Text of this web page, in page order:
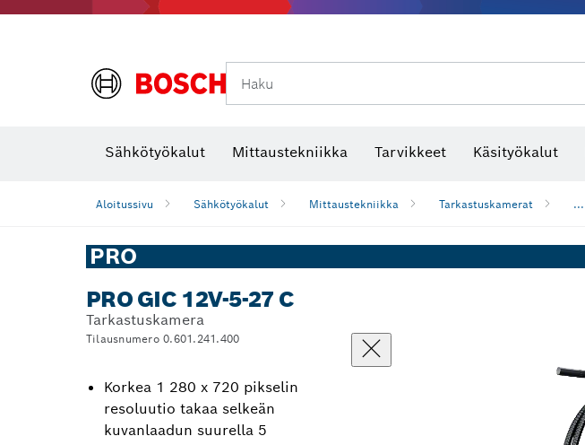
Haku
Sähkötyökalut Mittaustekniikka Tarvikkeet Käsityökalut
Aloitussivu Sähkötyökalut Mittaustekniikka Tarkastuskamerat ...
PRO
PRO GIC 12V-5-27 C
Tarkastuskamera
Tilausnumero 0.601.241.400
Korkea 1 280 x 720 pikselin
resoluutio takaa selkeän
kuvanlaadun suurella 5